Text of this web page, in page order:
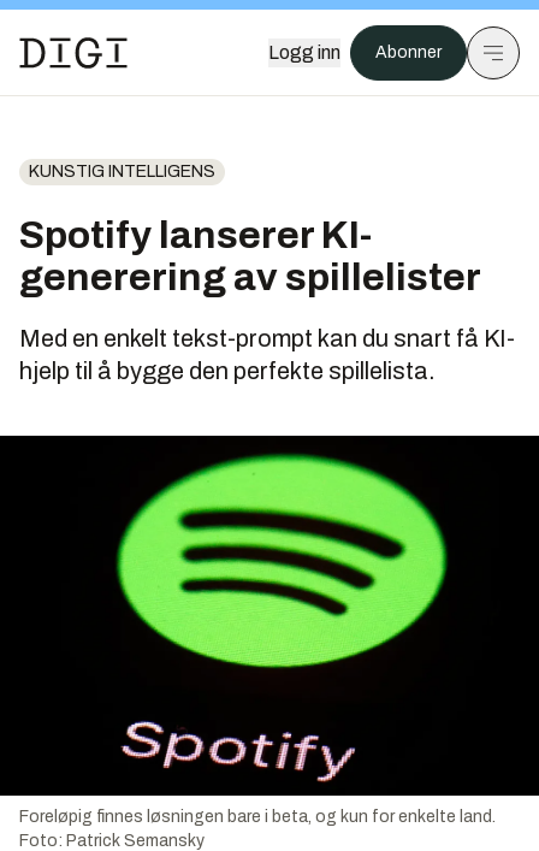
Logg inn Abonner
KUNSTIG INTELLIGENS
Spotify lanserer KI-
generering av spillelister
Med en enkelt tekst-prompt kan du snart få KI-
hjelp til å bygge den perfekte spillelista.
Foreløpig finnes løsningen bare i beta, og kun for enkelte land.
Foto: Patrick Semansky